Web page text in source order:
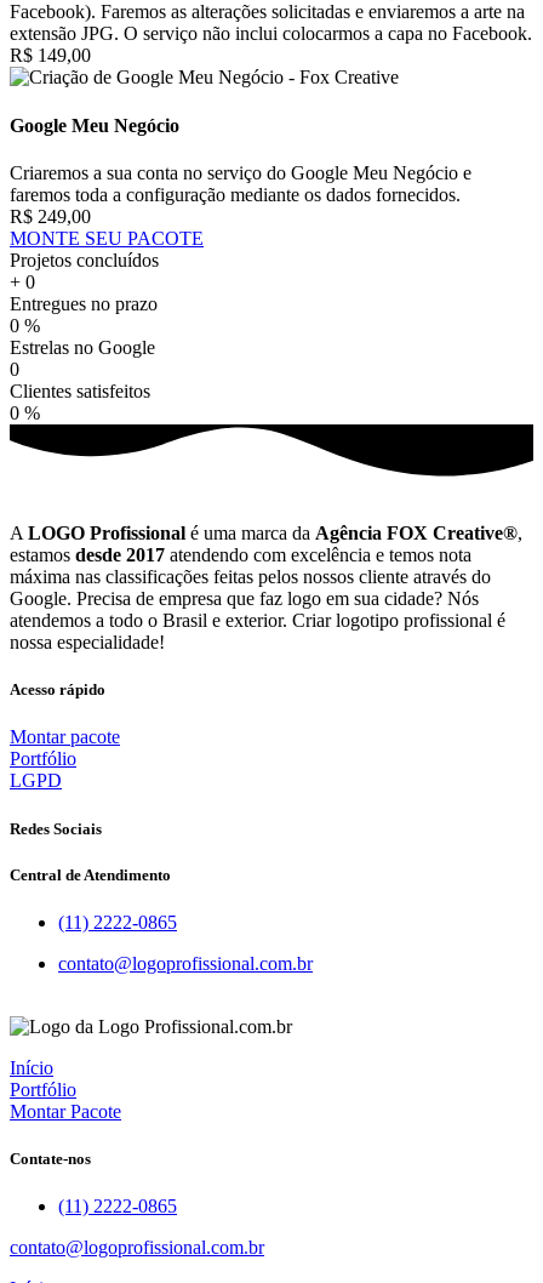
Facebook). Faremos as alterações solicitadas e enviaremos a arte na
extensão JPG. O serviço não inclui colocarmos a capa no Facebook.
R$ 149,00
Google Meu Negócio
Criaremos a sua conta no serviço do Google Meu Negócio e
faremos toda a configuração mediante os dados fornecidos.
R$ 249,00
MONTE SEU PACOTE
Projetos concluídos
+ 0
Entregues no prazo
0 %
Estrelas no Google
0
Clientes satisfeitos
0 %
A LOGO Profissional é uma marca da Agência FOX Creative®,
estamos desde 2017 atendendo com excelência e temos nota
máxima nas classificações feitas pelos nossos cliente através do
Google. Precisa de empresa que faz logo em sua cidade? Nós
atendemos a todo o Brasil e exterior. Criar logotipo profissional é
nossa especialidade!
Acesso rápido
Montar pacote
Portfólio
LGPD
Redes Sociais
Central de Atendimento
(11) 2222-0865
contato@logoprofissional.com.br
Início
Portfólio
Montar Pacote
Contate-nos
(11) 2222-0865
contato@logoprofissional.com.br